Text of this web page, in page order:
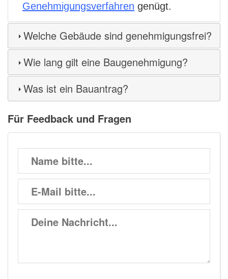
Genehmigungsverfahren genügt.
Welche Gebäude sind genehmigungsfrei?
Wie lang gilt eine Baugenehmigung?
Was ist ein Bauantrag?
Für Feedback und Fragen